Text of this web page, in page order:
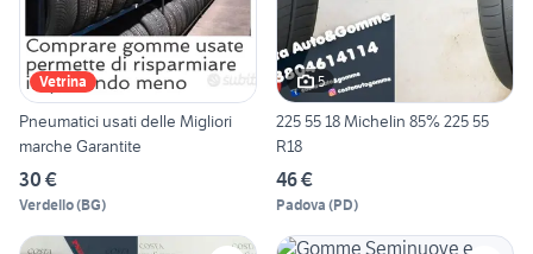
Vetrina
Pneumatici usati delle Migliori
marche Garantite
30 €
Verdello(BG)
5
225 55 18 Michelin 85% 225 55
R18
46 €
Padova (PD)